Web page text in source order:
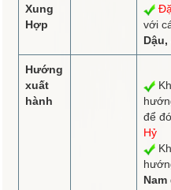
Xung
Hợp
với
Hướng
xuất
hành
để
Hỷ
Nam